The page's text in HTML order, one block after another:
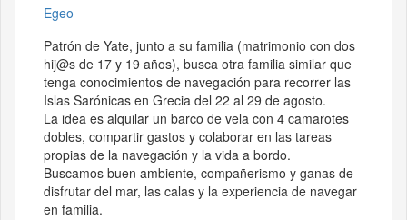
Egeo
Patrón de Yate, junto a su familia (matrimonio con dos
hij@s de 17 y 19 años), busca otra familia similar que
tenga conocimientos de navegación para recorrer las
Islas Sarónicas en Grecia del 22 al 29 de agosto.
La idea es alquilar un barco de vela con 4 camarotes
dobles, compartir gastos y colaborar en las tareas
propias de la navegación y la vida a bordo.
Buscamos buen ambiente, compañerismo y ganas de
disfrutar del mar, las calas y la experiencia de navegar
en familia.